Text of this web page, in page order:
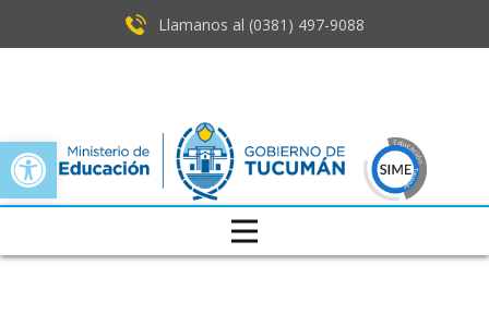
Open toolbar
Llamanos al (0381) ​497-9088